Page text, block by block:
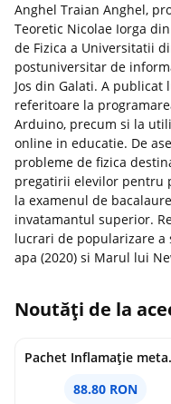
Anghel Traian Anghel,
Teoretic Nicolae Iorga
de Fizica a Universitatii
postuniversitar de
Jos din Galati. A
referitoare la
Arduino, precum si la
online in educatie. De
probleme de fizica
pregatirii elevilor pentru
la examenul de
invatamantul superior.
lucrari de popularizare
apa (2020) si Marul lui
Noutăți de la
88.80 RON